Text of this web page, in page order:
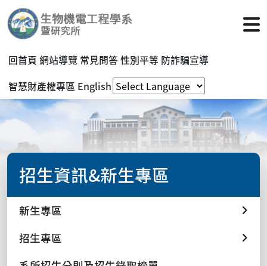
回首頁 網站導覽 常見問答性別平等 防詐騙宣導
智慧財產權專區 English
招生資訊&新生專區
新生專區
招生專區